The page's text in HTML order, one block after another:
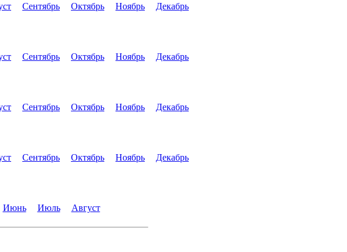
Сентябрь Октябрь Ноябрь Декабрь
Сентябрь Октябрь Ноябрь Декабрь
Сентябрь Октябрь Ноябрь Декабрь
Сентябрь Октябрь Ноябрь Декабрь
Июнь Июль Август